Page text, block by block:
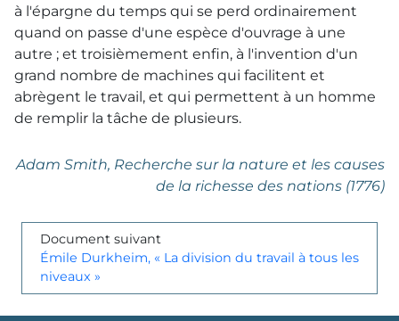
à l'épargne du temps qui se perd ordinairement
quand on passe d'une espèce d'ouvrage à une
autre ; et troisièmement enfin, à l'invention d'un
grand nombre de machines qui facilitent et
abrègent le travail, et qui permettent à un homme
de remplir la tâche de plusieurs.
Adam Smith, Recherche sur la nature et les causes
de la richesse des nations (1776)
Document suivant
Émile Durkheim, « La division du travail à tous les
niveaux »